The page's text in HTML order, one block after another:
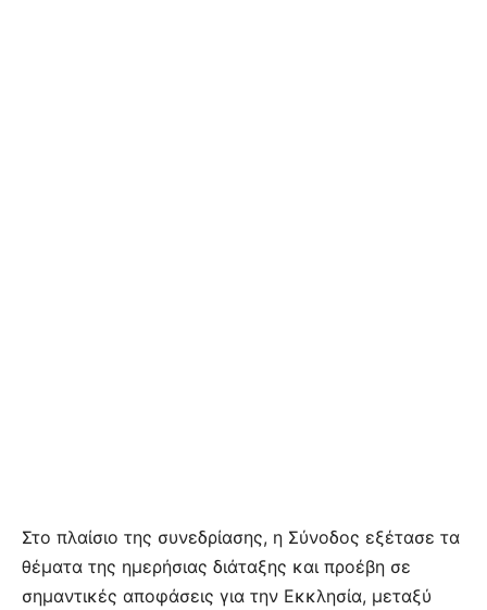
Στο πλαίσιο της συνεδρίασης, η Σύνοδος εξέτασε τα
θέματα της ημερήσιας διάταξης και προέβη σε
σημαντικές αποφάσεις για την Εκκλησία, μεταξύ